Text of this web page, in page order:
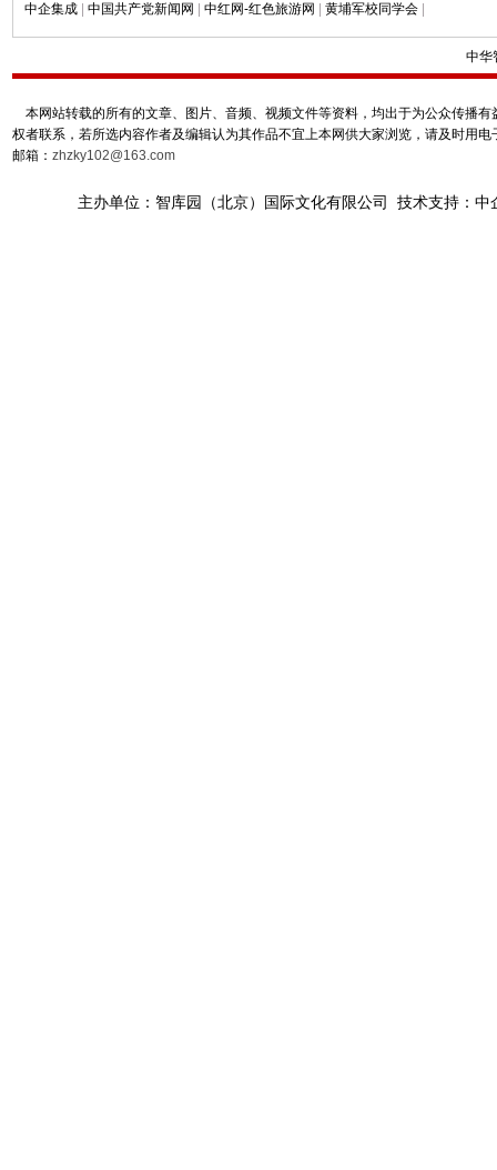
中企集成 中国共产党新闻网 中红网-红色旅游网 黄埔军校同学会
中华
本网站转载的所有的文章、图片、音频、视频文件等资料，均出于为公众传播
权者联系，若所选内容作者及编辑认为其作品不宜上本网供大家浏览，请及时用
邮箱： zhzky102@163.com
主办单位：智库园（北京）国际文化有限公司 技术支持：